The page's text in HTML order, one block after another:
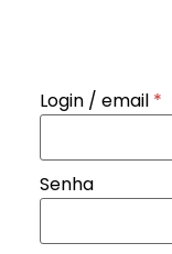
Login / email *
Senha